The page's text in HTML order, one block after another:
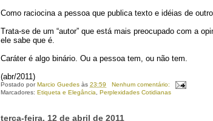
Como raciocina a pessoa que publica texto e idéias de
Trata-se de um “autor” que está mais preocupado com a
ele sabe que é.
Caráter é algo binário. Ou a pessoa tem, ou não tem.
(abr/2011)
Postado porMarcio Guedes às23:59
Nenhum comentário:
Marcadores:Etiqueta e Elegância ,Perplexidades Cotidianas
terça-feira, 12 de abril de 2011